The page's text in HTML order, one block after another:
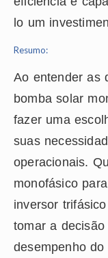
lo um
Resumo:
Ao entender as
bomba solar
fazer uma
suas
operacionais.
monofásico
inversor
tomar a
desempenho